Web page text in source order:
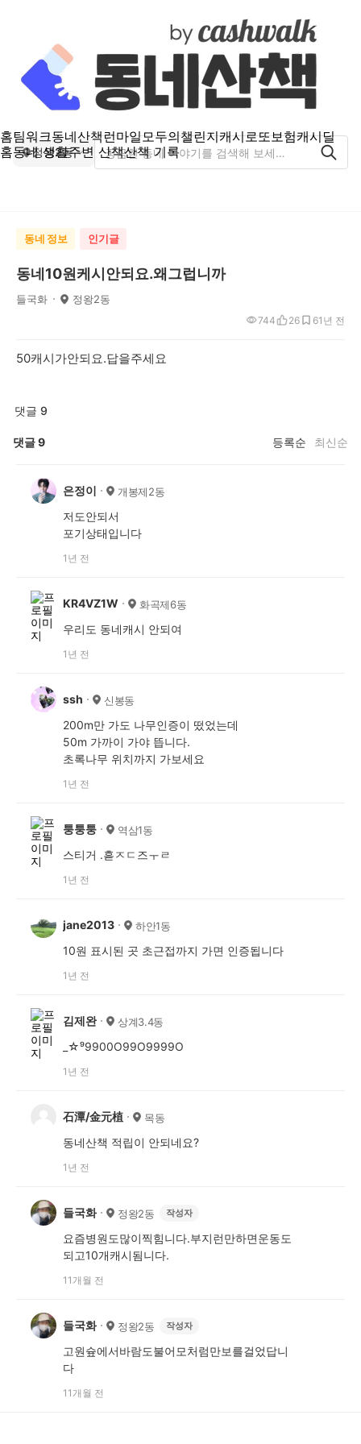
홈팀워크동네산책런마일모두의챌린지캐시로또보험캐시딜
홈동네 생활주변 산책산책 기록
정왕2동
동네 정보 인기글
동네10원케시안되요.왜그럽니까
들국화 정왕2동
1년 전
744 26 6
50캐시가안되요.답을주세요
댓글 9
댓글9 등록순 최신순
은정이 개봉제2동
저도안되서
포기상태입니다
1년 전
KR4VZ1W 화곡제6동
우리도 동네캐시 안되여
1년 전
ssh 신봉동
200m만 가도 나무인증이 떴었는데
50m 가까이 가야 뜹니다.
초록나무 위치까지 가보세요
1년 전
퉁퉁퉁 역삼1동
스티거 .흗ㅈㄷ즈ㅜㄹ
1년 전
jane2013 하안1동
10원 표시된 곳 초근접까지 가면 인증됩니다
1년 전
김제완 상계3.4동
_☆⁹9900O99O9999O
1년 전
石潭/金元植 목동
동네산책 적립이 안되네요?
1년 전
들국화 정왕2동 작성자
요즘병원도많이찍힘니다.부지런만하면운동도
되고10개캐시됨니다.
11개월 전
들국화 정왕2동 작성자
고원슢에서바람도불어모처럼만보를걸었답니
다
11개월 전